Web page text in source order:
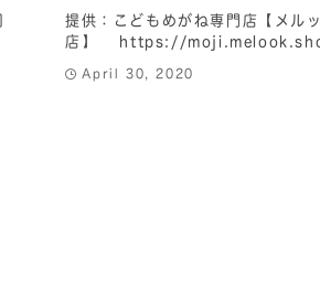
提供：こどもめがね専門店【メル
店】 https://
April 30, 2020